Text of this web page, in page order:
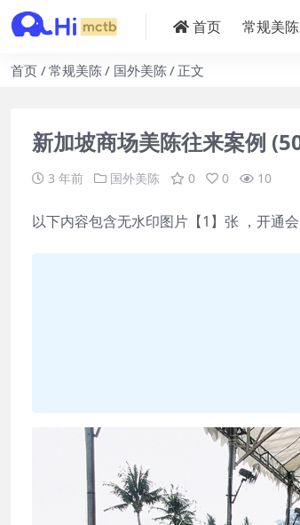
首页 常规美陈
首页 常规美陈 国外美陈 正文
新加坡商场美陈往来案例
3 年前 国外美陈 0 0 10
以下内容包含无水印图片【1】张 ，开通